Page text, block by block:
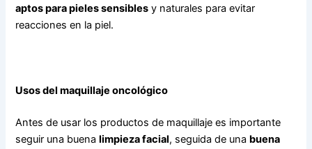
aptos para pieles sensibles y naturales para evitar
reacciones en la piel.
Usos del maquillaje oncológico
Antes de usar los productos de maquillaje es importante
seguir una buena limpieza facial, seguida de una buena